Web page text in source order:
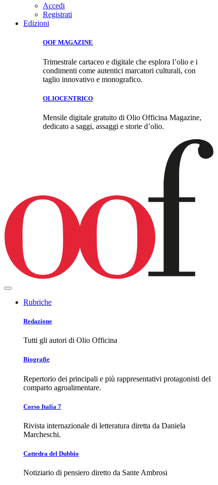
Accedi
Registrati
Edizioni
OOF MAGAZINE
Trimestrale cartaceo e digitale che esplora l’olio e i
condimenti come autentici marcatori culturali, con
taglio innovativo e monografico.
OLIOCENTRICO
Mensile digitale gratuito di Olio Officina Magazine,
dedicato a saggi, assaggi e storie d’olio.
Rubriche
Redazione
Tutti gli autori di Olio Officina
Biografie
Repertorio dei principali e più rappresentativi protagonisti del
comparto agroalimentare.
Corso Italia 7
Rivista internazionale di letteratura diretta da Daniela
Marcheschi.
Cattedra del Dubbio
Notiziario di pensiero diretto da Sante Ambrosi